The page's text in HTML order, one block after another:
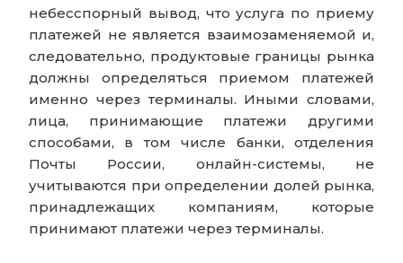
небесспорный вывод, что услуга по приему
платежей не является взаимозаменяемой и,
следовательно, продуктовые границы рынка
должны определяться приемом платежей
именно через терминалы. Иными словами,
лица, принимающие платежи другими
способами, в том числе банки, отделения
Почты России, онлайн-системы, не
учитываются при определении долей рынка,
принадлежащих компаниям, которые
принимают платежи через терминалы.